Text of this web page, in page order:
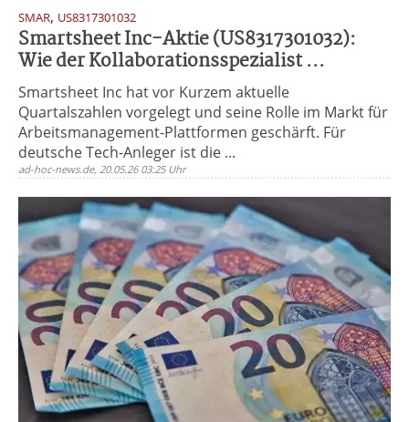
SMAR, US8317301032
Smartsheet Inc-Aktie (US8317301032):
Wie der Kollaborationsspezialist ...
Smartsheet Inc hat vor Kurzem aktuelle
Quartalszahlen vorgelegt und seine Rolle im Markt für
Arbeitsmanagement-Plattformen geschärft. Für
deutsche Tech-Anleger ist die ...
ad-hoc-news.de, 20.05.26 03:25 Uhr